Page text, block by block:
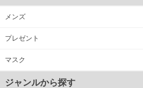
メンズ
プレゼント
マスク
ジャンルから探す